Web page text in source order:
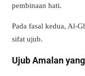
pembinaan hati.
Pada fasal kedua, Al-
sifat ujub.
Ujub Amalan